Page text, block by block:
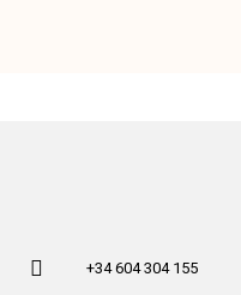
+34 604 304 155